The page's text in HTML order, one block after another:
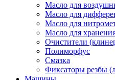
Масло для
Масло для
Масло для
Масло для
Очистители
Полиморфус
Смазка
Фиксаторы резбы